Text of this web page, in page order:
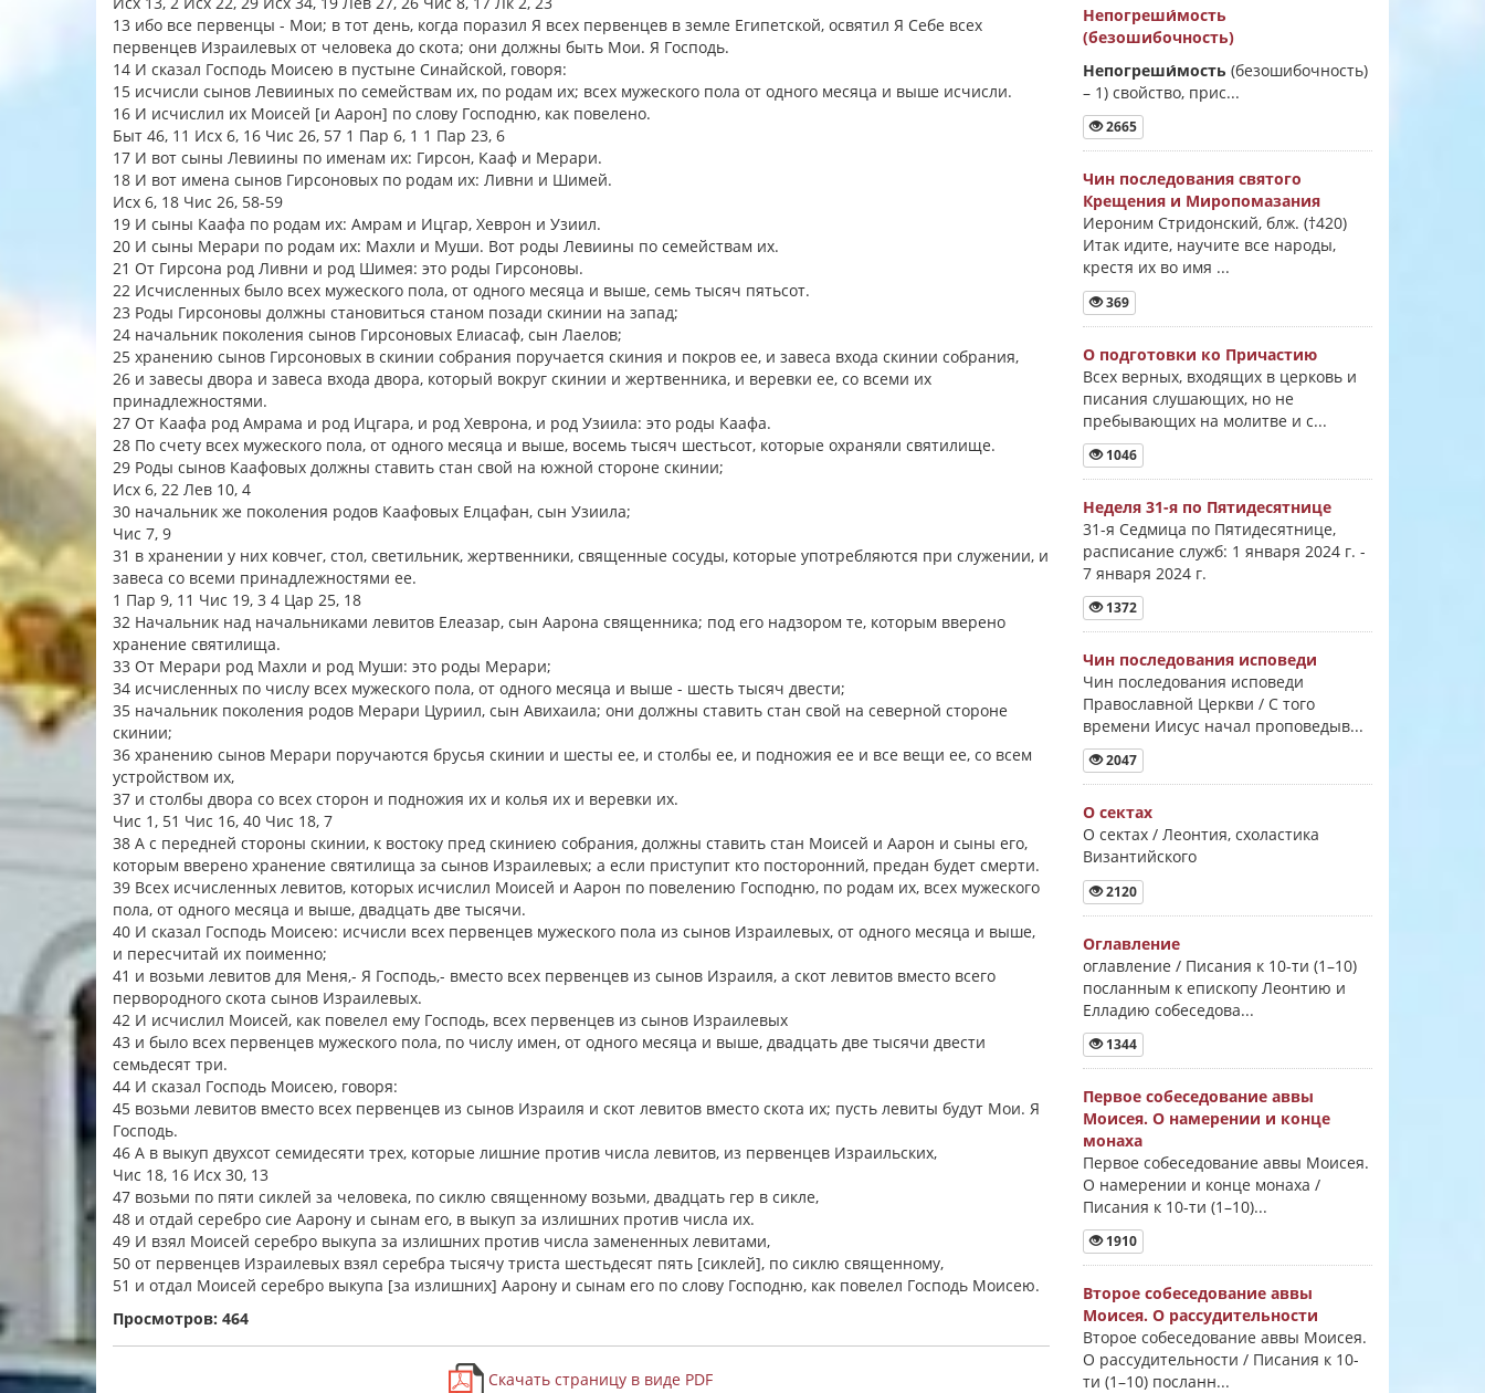
13 ибо все первенцы - Мои; в тот день, когда поразил Я всех первенцев в земле Египетской, освятил Я Себе всех
первенцев Израилевых от человека до скота; они должны быть Мои. Я Господь.
14 И сказал Господь Моисею в пустыне Синайской, говоря:
15 исчисли сынов Левииных по семействам их, по родам их; всех мужеского пола от одного месяца и выше исчисли.
16 И исчислил их Моисей [и Аарон] по слову Господню, как повелено.
Быт 46, 11 Исх 6, 16 Чис 26, 57 1 Пар 6, 1 1 Пар 23, 6
17 И вот сыны Левиины по именам их: Гирсон, Кааф и Мерари.
18 И вот имена сынов Гирсоновых по родам их: Ливни и Шимей.
Исх 6, 18 Чис 26, 58-59
19 И сыны Каафа по родам их: Амрам и Ицгар, Хеврон и Узиил.
20 И сыны Мерари по родам их: Махли и Муши. Вот роды Левиины по семействам их.
21 От Гирсона род Ливни и род Шимея: это роды Гирсоновы.
22 Исчисленных было всех мужеского пола, от одного месяца и выше, семь тысяч пятьсот.
23 Роды Гирсоновы должны становиться станом позади скинии на запад;
24 начальник поколения сынов Гирсоновых Елиасаф, сын Лаелов;
25 хранению сынов Гирсоновых в скинии собрания поручается скиния и покров ее, и завеса входа скинии собрания,
26 и завесы двора и завеса входа двора, который вокруг скинии и жертвенника, и веревки ее, со всеми их
принадлежностями.
27 От Каафа род Амрама и род Ицгара, и род Хеврона, и род Узиила: это роды Каафа.
28 По счету всех мужеского пола, от одного месяца и выше, восемь тысяч шестьсот, которые охраняли святилище.
29 Роды сынов Каафовых должны ставить стан свой на южной стороне скинии;
Исх 6, 22 Лев 10, 4
30 начальник же поколения родов Каафовых Елцафан, сын Узиила;
Чис 7, 9
31 в хранении у них ковчег, стол, светильник, жертвенники, священные сосуды, которые употребляются при служении, и
завеса со всеми принадлежностями ее.
1 Пар 9, 11 Чис 19, 3 4 Цар 25, 18
32 Начальник над начальниками левитов Елеазар, сын Аарона священника; под его надзором те, которым вверено
хранение святилища.
33 От Мерари род Махли и род Муши: это роды Мерари;
34 исчисленных по числу всех мужеского пола, от одного месяца и выше - шесть тысяч двести;
35 начальник поколения родов Мерари Цуриил, сын Авихаила; они должны ставить стан свой на северной стороне
скинии;
36 хранению сынов Мерари поручаются брусья скинии и шесты ее, и столбы ее, и подножия ее и все вещи ее, со всем
устройством их,
37 и столбы двора со всех сторон и подножия их и колья их и веревки их.
Чис 1, 51 Чис 16, 40 Чис 18, 7
38 А с передней стороны скинии, к востоку пред скиниею собрания, должны ставить стан Моисей и Аарон и сыны его,
которым вверено хранение святилища за сынов Израилевых; а если приступит кто посторонний, предан будет смерти.
39 Всех исчисленных левитов, которых исчислил Моисей и Аарон по повелению Господню, по родам их, всех мужеского
пола, от одного месяца и выше, двадцать две тысячи.
40 И сказал Господь Моисею: исчисли всех первенцев мужеского пола из сынов Израилевых, от одного месяца и выше,
и пересчитай их поименно;
41 и возьми левитов для Меня,- Я Господь,- вместо всех первенцев из сынов Израиля, а скот левитов вместо всего
первородного скота сынов Израилевых.
42 И исчислил Моисей, как повелел ему Господь, всех первенцев из сынов Израилевых
43 и было всех первенцев мужеского пола, по числу имен, от одного месяца и выше, двадцать две тысячи двести
семьдесят три.
44 И сказал Господь Моисею, говоря:
45 возьми левитов вместо всех первенцев из сынов Израиля и скот левитов вместо скота их; пусть левиты будут Мои. Я
Господь.
46 А в выкуп двухсот семидесяти трех, которые лишние против числа левитов, из первенцев Израильских,
Чис 18, 16 Исх 30, 13
47 возьми по пяти сиклей за человека, по сиклю священному возьми, двадцать гер в сикле,
48 и отдай серебро сие Аарону и сынам его, в выкуп за излишних против числа их.
49 И взял Моисей серебро выкупа за излишних против числа замененных левитами,
50 от первенцев Израилевых взял серебра тысячу триста шестьдесят пять [сиклей], по сиклю священному,
51 и отдал Моисей серебро выкупа [за излишних] Аарону и сынам его по слову Господню, как повелел Господь Моисею.
Просмотров: 464
Скачать страницу в виде PDF
Непогреши́мость
(безошибочность)
Непогреши́мость (безошибочность)
–1) свойство, прис...
2665
Чин последования святого
Крещения и Миропомазания
Иероним Стридонский, блж. (†420)
Итак идите, научите все народы,
крестя их во имя ...
369
О подготовки ко Причастию
Всех верных, входящих в церковь и
писания слушающих, но не
пребывающих на молитве и с...
1046
Неделя 31-я по Пятидесятнице
31-я Седмица по Пятидесятнице,
расписание служб: 1 января 2024 г. -
7 января 2024 г.
1372
Чин последования исповеди
Чин последования исповеди
Православной Церкви / С того
времени Иисус начал проповедыв...
2047
О сектах
О сектах / Леонтия, схоластика
Византийского
2120
Оглавление
оглавление / Писания к 10-ти (1–10)
посланным к епископу Леонтию и
Елладию собеседова...
1344
Первое собеседование аввы
Моисея. О намерении и конце
монаха
Первое собеседование аввы Моисея.
О намерении и конце монаха /
Писания к 10-ти (1–10)...
1910
Второе собеседование аввы
Моисея. О рассудительности
Второе собеседование аввы Моисея.
О рассудительности / Писания к 10-
ти (1–10) посланн...